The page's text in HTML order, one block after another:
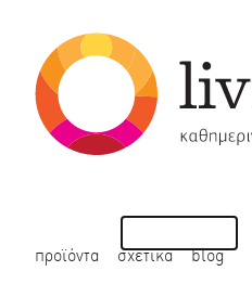
προϊόντα σχετικά blog